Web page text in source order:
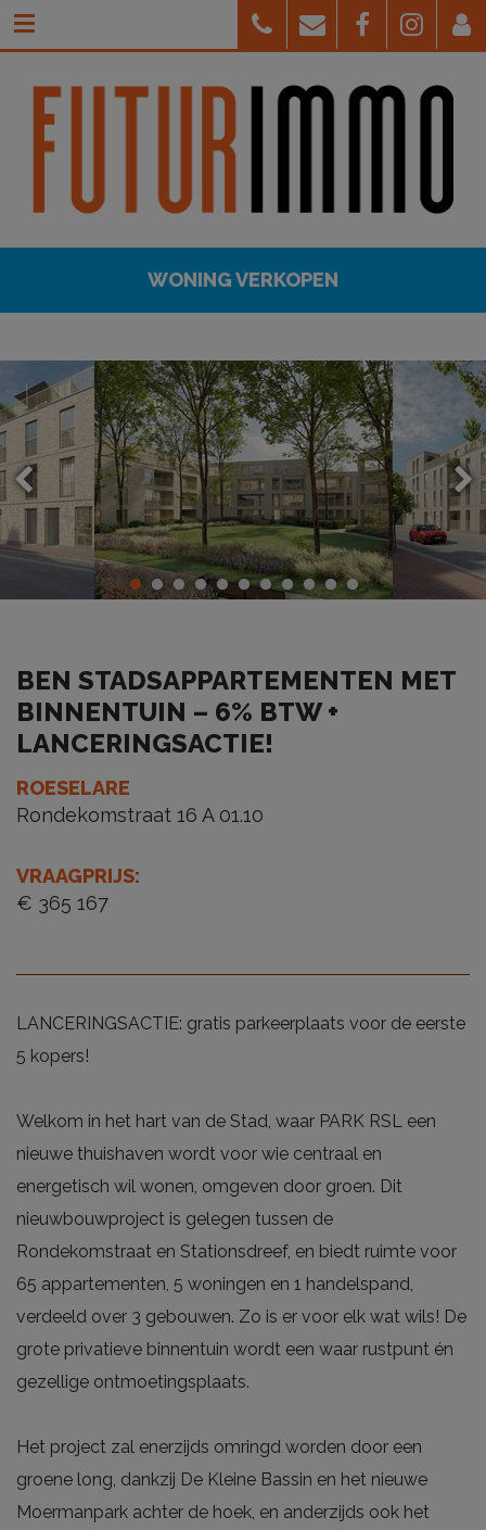
WONING VERKOPEN
BEN STADSAPPARTEMENTEN MET
BINNENTUIN – 6% BTW +
LANCERINGSACTIE!
ROESELARE
Rondekomstraat 16 A 01.10
VRAAGPRIJS:
€ 365 167
LANCERINGSACTIE: gratis parkeerplaats voor de eerste
5 kopers!
Welkom in het hart van de Stad, waar PARK RSL een
nieuwe thuishaven wordt voor wie centraal en
energetisch wil wonen, omgeven door groen. Dit
nieuwbouwproject is gelegen tussen de
Rondekomstraat en Stationsdreef, en biedt ruimte voor
65 appartementen, 5 woningen en 1 handelspand,
verdeeld over 3 gebouwen. Zo is er voor elk wat wils! De
grote privatieve binnentuin wordt een waar rustpunt én
gezellige ontmoetingsplaats.
Het project zal enerzijds omringd worden door een
groene long, dankzij De Kleine Bassin en het nieuwe
Moermanpark achter de hoek, en anderzijds ook het